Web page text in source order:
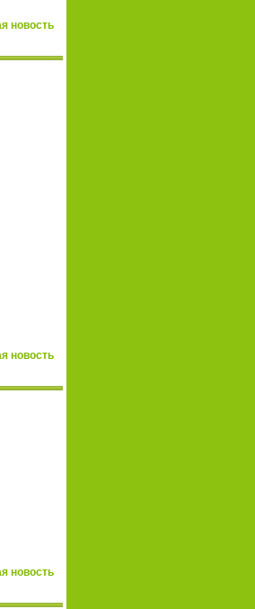
новость
новость
новость